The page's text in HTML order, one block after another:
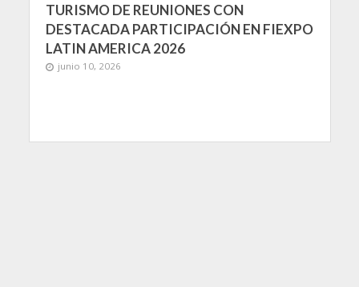
TURISMO DE REUNIONES CON
DESTACADA PARTICIPACIÓN EN FIEXPO
LATIN AMERICA 2026
junio 10, 2026